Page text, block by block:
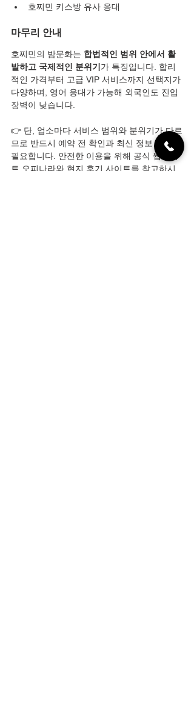
호찌민 키스방 유사 응대
마무리 안내
호찌민의 밤문화는 합법적인 범위 안에서 활
발하고 국제적인 분위기 가 특징입니다. 합리
적인 가격부터 고급 VIP 서비스까지 선택지가
다양하며, 영어 응대가 가능해 외국인도 진입
장벽이 낮습니다.
👉 단, 업소마다 서비스 범위와 분위기가 다르
므로 반드시 예약 전 확인과 최신 정보 파악이
필요합니다. 안전한 이용을 위해 공식 웹사이
트 오피나라와 현지 후기 사이트를 참고하시